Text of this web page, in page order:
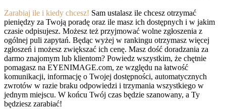
Zarabiaj ile i kiedy chcesz! Sam ustalasz ile chcesz otrzymać
pieniędzy za Twoją poradę oraz ile masz ich dostępnych i w jakim
czasie odpisujesz. Możesz też przyjmować wolne zgłoszenia z
ogólnej puli zapytań. Będąc wyżej w rankingu otrzymasz więcej
zgłoszeń i możesz zwiększać ich cenę. Masz dość doradzania za
darmo znajomym lub klientom? Powiedz wszystkim, że chętnie
pomagasz na EYENIMAGE.com, ze względu na łatwość
komunikacji, informację o Twojej dostępności, automatycznych
zwrotów w razie braku odpowiedzi i trzymania wszystkiego w
jednym miejscu. W końcu Twój czas będzie szanowany, a Ty
będziesz zarabiać!